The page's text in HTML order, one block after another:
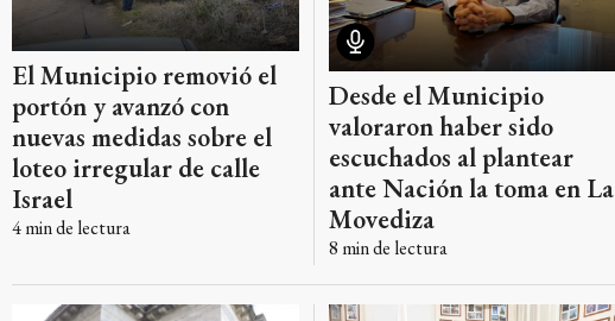
El Municipio removió el
portón y avanzó con
nuevas medidas sobre el
loteo irregular de calle
Israel
4min de lectura
Desde el Municipio
valoraron haber sido
escuchados al plantear
ante Nación la toma en La
Movediza
8 min de lectura